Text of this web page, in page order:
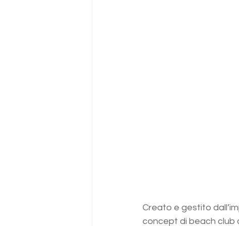
Creato e gestito
concept di beach club